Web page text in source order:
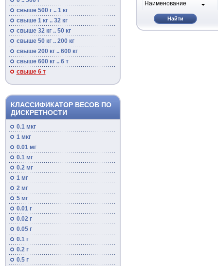
свыше 500 г .. 1 кг
свыше 1 кг .. 32 кг
свыше 32 кг .. 50 кг
свыше 50 кг .. 200 кг
свыше 200 кг .. 600 кг
свыше 600 кг .. 6 т
свыше 6 т
КЛАССИФИКАТОР ВЕСОВ ПО
ДИСКРЕТНОСТИ
0.1 мкг
1 мкг
0.01 мг
0.1 мг
0.2 мг
1 мг
2 мг
5 мг
0.01 г
0.02 г
0.05 г
0.1 г
0.2 г
0.5 г
Наименование
Найти